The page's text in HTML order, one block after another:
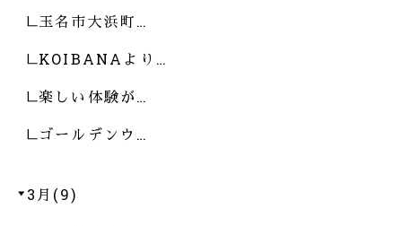
玉名市大浜町…
KOIBANAより…
楽しい体験が…
ゴールデンウ…
3月(9)